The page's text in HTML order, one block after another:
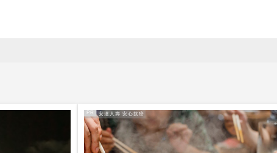
PR
PR・安達人壽 安心抗癌